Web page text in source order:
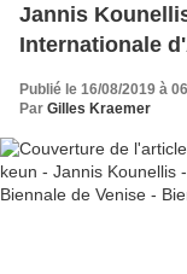
Jannis
Internationale
Publié le 16/08/2019 à
Par Gilles Kraemer